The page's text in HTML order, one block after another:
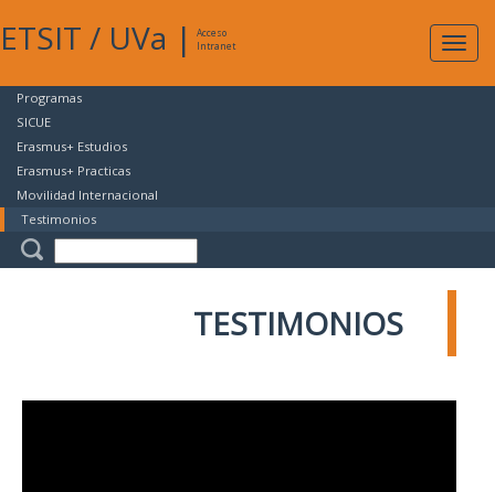
ETSIT / UVa |
Acceso
Intranet
Programas
SICUE
Erasmus+ Estudios
Erasmus+ Practicas
Movilidad Internacional
Testimonios
TESTIMONIOS